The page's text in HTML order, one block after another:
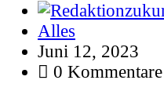
Alles
Juni 12, 2023
0 Kommentare